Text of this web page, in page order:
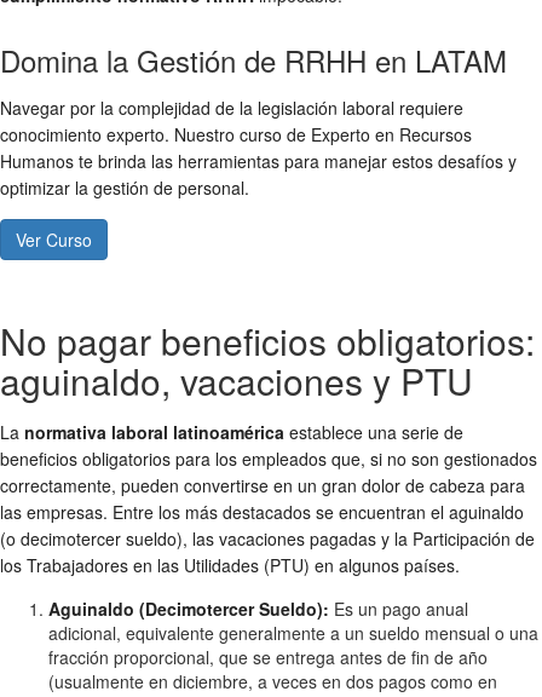
Domina la Gestión de RRHH en LATAM
Navegar por la complejidad de la legislación laboral requiere
conocimiento experto. Nuestro curso de Experto en Recursos
Humanos te brinda las herramientas para manejar estos desafíos y
optimizar la gestión de personal.
Ver Curso
No pagar beneficios obligatorios:
aguinaldo, vacaciones y PTU
La normativa laboral latinoamérica establece una serie de
beneficios obligatorios para los empleados que, si no son gestionados
correctamente, pueden convertirse en un gran dolor de cabeza para
las empresas. Entre los más destacados se encuentran el aguinaldo
(o decimotercer sueldo), las vacaciones pagadas y la Participación de
los Trabajadores en las Utilidades (PTU) en algunos países.
Aguinaldo (Decimotercer Sueldo): Es un pago anual
adicional, equivalente generalmente a un sueldo mensual o una
fracción proporcional, que se entrega antes de fin de año
(usualmente en diciembre, a veces en dos pagos como en